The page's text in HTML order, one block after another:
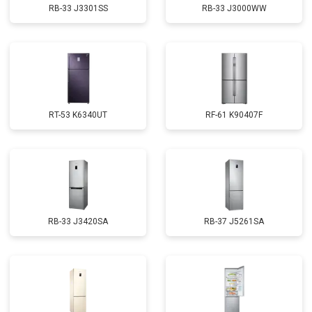
RB-33 J3301SS RB-33 J3000WW
RT-53 K6340UT RF-61 K90407F
RB-33 J3420SA RB-37 J5261SA